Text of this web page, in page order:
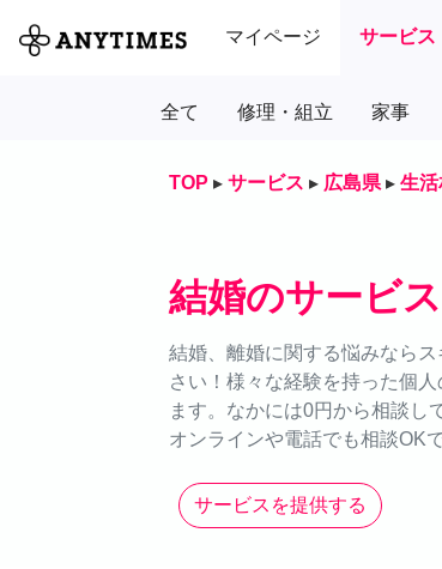
マイページ サービス
全て 修理・組立 家事
TOP ▸ サービス ▸ 広島県 ▸ 生
結婚のサービス
結婚、離婚に関する悩みなら
さい！様々な経験を持った個
ます。なかには0円から相談し
オンラインや電話でも相談OK
サービスを提供する